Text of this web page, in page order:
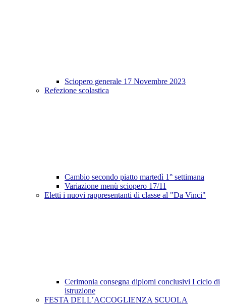
Sciopero generale 17 Novembre 2023
Refezione scolastica
Cambio secondo piatto martedì 1° settimana
Variazione menù sciopero 17/11
Eletti i nuovi rappresentanti di classe al "Da Vinci"
Cerimonia consegna diplomi conclusivi I ciclo di
istruzione
FESTA DELL’ACCOGLIENZA SCUOLA